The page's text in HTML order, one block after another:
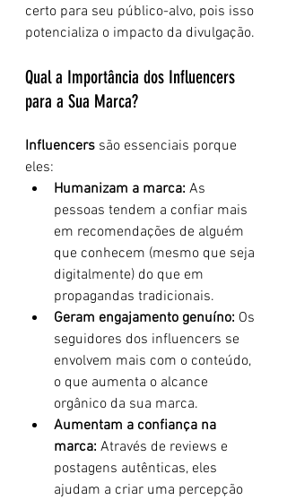
certo para seu público-alvo, pois isso
potencializa o impacto da divulgação.
Qual a Importância dos Influencers
para a Sua Marca?
Influencers são essenciais porque
eles:
Humanizam a marca: As
pessoas tendem a confiar mais
em recomendações de alguém
que conhecem (mesmo que seja
digitalmente) do que em
propagandas tradicionais.
Geram engajamento genuíno: Os
seguidores dos influencers se
envolvem mais com o conteúdo,
o que aumenta o alcance
orgânico da sua marca.
Aumentam a confiança na
marca: Através de reviews e
postagens autênticas, eles
ajudam a criar uma percepção